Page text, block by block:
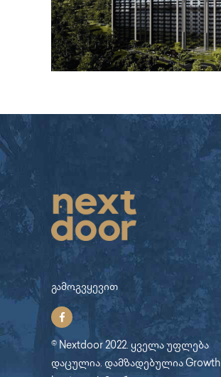
გამოგვყევით
© Nextdoor 2022. ყველა უფლება
დაცულია. დამზადებულია Growth